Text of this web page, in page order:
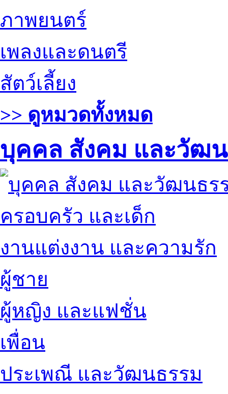
ภาพยนตร์
เพลงและดนตรี
สัตว์เลี้ยง
>> ดูหมวดทั้งหมด
บุคคล สังคม และวัฒ
ครอบครัว และเด็ก
งานแต่งงาน และความรัก
ผู้ชาย
ผู้หญิง และแฟชั่น
เพื่อน
ประเพณี และวัฒนธรรม